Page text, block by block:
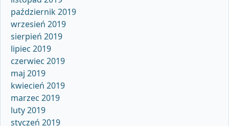
październik 2019
wrzesień 2019
sierpień 2019
lipiec 2019
czerwiec 2019
maj 2019
kwiecień 2019
marzec 2019
luty 2019
styczeń 2019